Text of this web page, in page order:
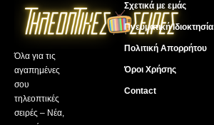
Όλα για τις
αγαπημένες
σου
τηλεοπτικές
σειρές – Νέα,
Σχετικά με εμάς
Πνευματική Ιδιοκτησία
Πολιτική Απορρήτου
Όροι Χρήσης
Contact